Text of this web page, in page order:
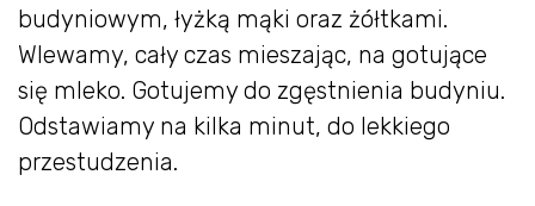
budyniowym, łyżką mąki oraz żółtkami.
Wlewamy, cały czas mieszając, na gotujące
się mleko. Gotujemy do zgęstnienia budyniu.
Odstawiamy na kilka minut, do lekkiego
przestudzenia.